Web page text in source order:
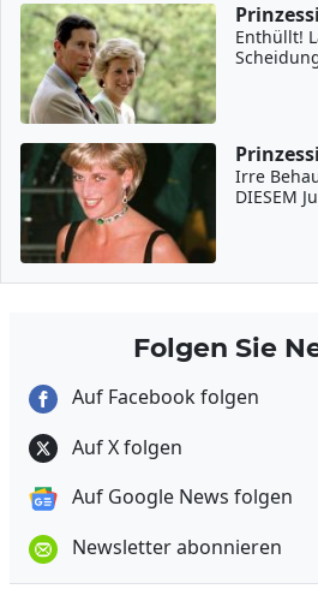
Enthüllt!
Irre
DIESEM
Folgen Sie
Auf Facebook folgen
Auf X folgen
Auf Google News folgen
Newsletter abonnieren